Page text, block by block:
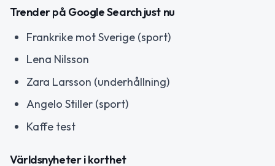
Trender på Google Search just nu
Frankrike mot Sverige (sport)
Lena Nilsson
Zara Larsson (underhållning)
Angelo Stiller (sport)
Kaffe test
Världsnyheter i korthet